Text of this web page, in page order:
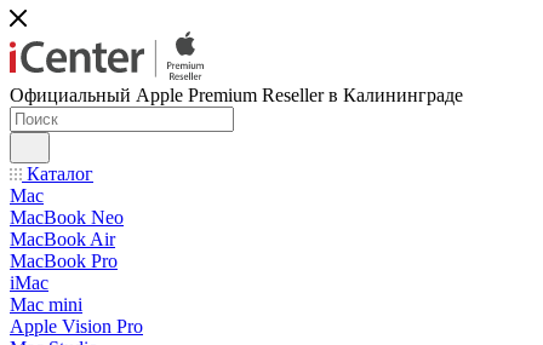
Официальный Apple Premium Reseller в Калининграде
Каталог
Mac
MacBook Neo
MacBook Air
MacBook Pro
iMac
Mac mini
Apple Vision Pro